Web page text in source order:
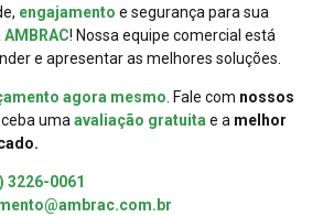
engajamento e segurança para sua
AMBRAC! Nossa equipe comercial está
e apresentar as melhores soluções.
agora mesmo . Fale com nossos
uma avaliação gratuita e a melhor
3226-0061